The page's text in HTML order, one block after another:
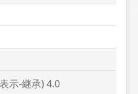
示-継承) 4.0